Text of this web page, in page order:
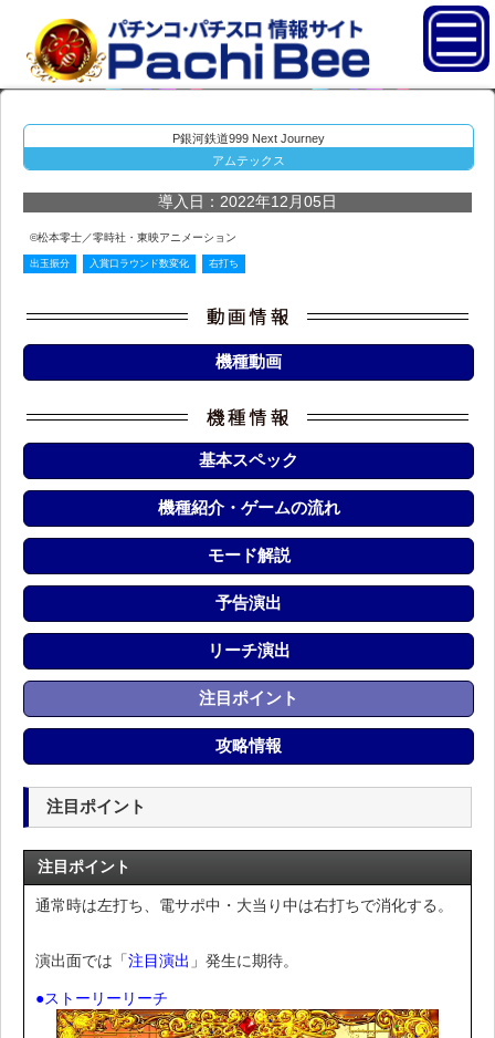
P銀河鉄道999 Next Journey
アムテックス
導入日：2022年12月05日
©松本零士／零時社・東映アニメーション
出玉振分 入賞口ラウンド数変化 右打ち
機種動画
基本スペック
機種紹介・ゲームの流れ
モード解説
予告演出
リーチ演出
注目ポイント
攻略情報
注目ポイント
注目ポイント
通常時は左打ち、電サポ中・大当り中は右打ちで消化する。
演出面では「注目演出 」発生に期待。
●ストーリーリーチ